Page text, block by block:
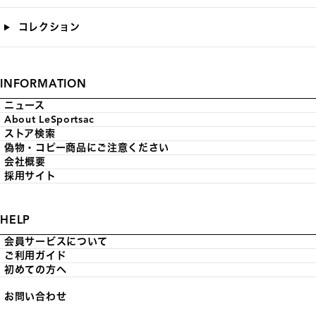
コレクション
INFORMATION
ニュース
About LeSportsac
ストア検索
偽物・コピー商品にご注意ください
会社概要
採用サイト
HELP
会員サービスについて
ご利用ガイド
初めての方へ
お問い合わせ